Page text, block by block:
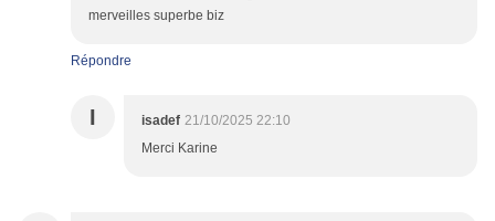
merveilles superbe biz
Répondre
I isadef 21/10/2025 22:10
Merci Karine